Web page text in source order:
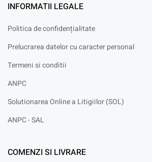
INFORMATII LEGALE
Politica de confidențialitate
Prelucrarea datelor cu caracter personal
Termeni si conditii
ANPC
Solutionarea Online a Litigiilor (SOL)
ANPC - SAL
COMENZI SI LIVRARE